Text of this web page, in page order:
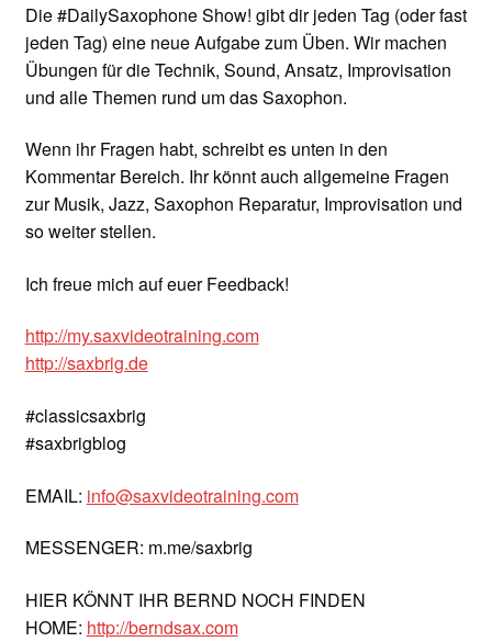
Die #DailySaxophone Show! gibt dir jeden Tag (oder fast
jeden Tag) eine neue Aufgabe zum Üben. Wir machen
Übungen für die Technik, Sound, Ansatz, Improvisation
und alle Themen rund um das Saxophon.
Wenn ihr Fragen habt, schreibt es unten in den
Kommentar Bereich. Ihr könnt auch allgemeine Fragen
zur Musik, Jazz, Saxophon Reparatur, Improvisation und
so weiter stellen.
Ich freue mich auf euer Feedback!
http://my.saxvideotraining.com
http://saxbrig.de
#classicsaxbrig
#saxbrigblog
EMAIL: info@saxvideotraining.com
MESSENGER: m.me/saxbrig
HIER KÖNNT IHR BERND NOCH FINDEN
HOME: http://berndsax.com